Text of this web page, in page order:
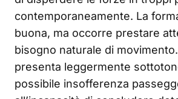
contemporaneamente. La
buona, ma occorre prestare
bisogno naturale di
presenta leggermente
possibile insofferenza